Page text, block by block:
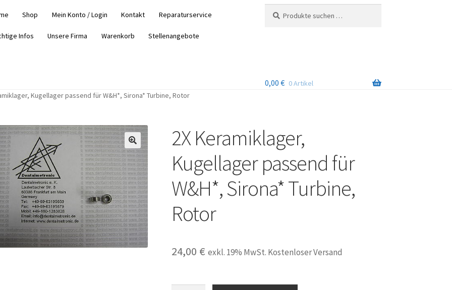
Shop Mein Konto / Login Kontakt Reparaturservice
Infos Unsere Firma Warenkorb Stellenangebote
nach:
0,00 € 0 Artikel
Kugellager passend für W&H*, Sirona* Turbine, Rotor
2X Keramiklager,
Kugellager passend für
W&H*, Sirona* Turbine,
Rotor
24,00 € exkl. 19% MwSt. Kostenloser Versand